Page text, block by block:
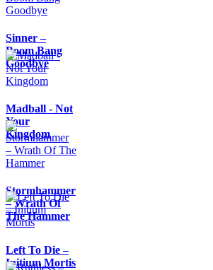
Sinner –
Boom Bang
Goodbye
Madball - Not
Your
Kingdom
Stormhammer
– Wrath Of
The Hammer
Left To Die –
Initium Mortis